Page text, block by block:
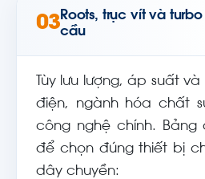
03Roots, trục vít và
cầu
Tùy lưu lượng, áp suất
điện, ngành hóa chất
công nghệ chính. Bảng
để chọn đúng thiết bị
dây chuyền: